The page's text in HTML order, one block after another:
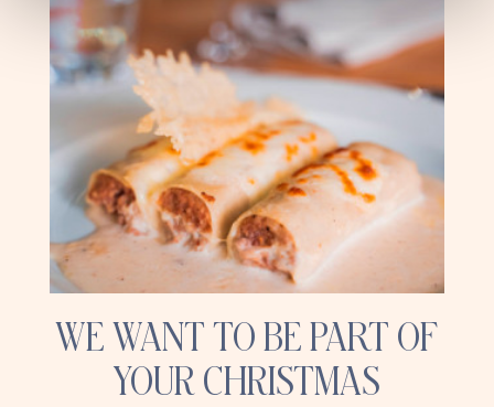
WE WANT TO BE PART OF
YOUR CHRISTMAS